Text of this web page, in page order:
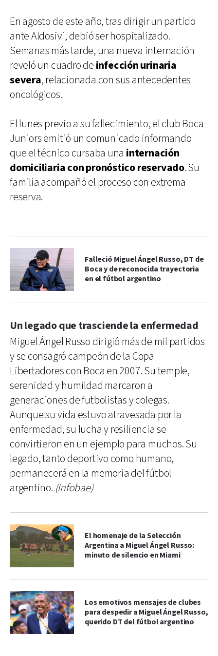
En agosto de este año, tras dirigir un partido
ante Aldosivi, debió ser hospitalizado.
Semanas más tarde, una nueva internación
reveló un cuadro de infección urinaria
severa, relacionada con sus antecedentes
oncológicos.
El lunes previo a su fallecimiento, el club Boca
Juniors emitió un comunicado informando
que el técnico cursaba una internación
domiciliaria con pronóstico reservado. Su
familia acompañó el proceso con extrema
reserva.
Falleció Miguel Ángel Russo, DT de
Boca y de reconocida trayectoria
en el fútbol argentino
Un legado que trasciende la enfermedad
Miguel Ángel Russo dirigió más de mil partidos
y se consagró campeón de la Copa
Libertadores con Boca en 2007. Su temple,
serenidad y humildad marcaron a
generaciones de futbolistas y colegas.
Aunque su vida estuvo atravesada por la
enfermedad, su lucha y resiliencia se
convirtieron en un ejemplo para muchos. Su
legado, tanto deportivo como humano,
permanecerá en la memoria del fútbol
argentino. (Infobae)
El homenaje de la Selección
Argentina a Miguel Ángel Russo:
minuto de silencio en Miami
Los emotivos mensajes de clubes
para despedir a Miguel Ángel Russo,
querido DT del fútbol argentino